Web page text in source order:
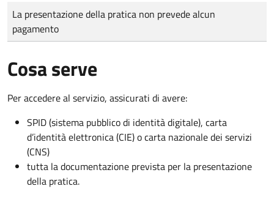
Tipo di pagamento
Importo
La presentazione della pratica non prevede alcun
pagamento
Cosa serve
Per accedere al servizio, assicurati di avere:
SPID (sistema pubblico di identità digitale), carta
d’identità elettronica (CIE) o carta nazionale dei servizi
(CNS)
tutta la documentazione prevista per la presentazione
della pratica.